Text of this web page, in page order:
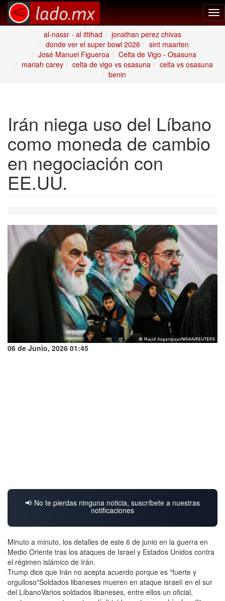
al-nassr - al ittihad
jonathan perez chivas
donde ver el super bowl 2026
sint maarten
José Manuel Figueroa
Celta de Vigo - Osasuna
mariah carey
celta de vigo vs osasuna
celta vs osasuna
benin
Irán niega uso del Líbano
como moneda de cambio
en negociación con
EE.UU.
06 de Junio, 2026 01:45
📢 No te pierdas ninguna noticia, suscríbete a nuestras
notificaciones
Minuto a minuto, los detalles de este 6 de junio en la guerra en
Medio Oriente tras los ataques de Israel y Estados Unidos contra
el régimen islámico de Irán.
Trump dice que Irán no acepta acuerdo porque es "fuerte y
orgulloso"Soldados libaneses mueren en ataque israelí en el sur
del LíbanoVarios soldados libaneses, entre ellos un oficial,